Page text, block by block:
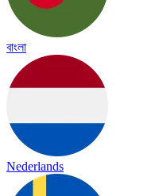
বাংলা
Nederlands